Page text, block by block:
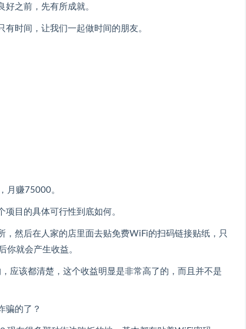
之前，先有所成就。
时间，让我们一起做时间的朋友。
月赚75000。
目的具体可行性到底如何。
然后在人家的店里面去贴免费WiFi的扫码链接贴纸，只
你就会产生收益。
应该都清楚，这个收益明显是非常高了的，而且并不是
骗的了？